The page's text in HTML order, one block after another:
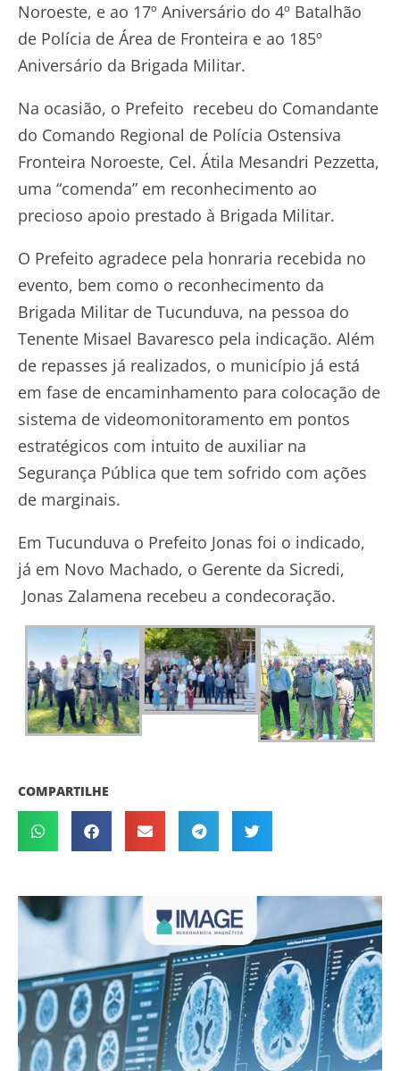
Noroeste, e ao 17º Aniversário do 4º Batalhão
de Polícia de Área de Fronteira e ao 185º
Aniversário da Brigada Militar.
Na ocasião, o Prefeito recebeu do Comandante
do Comando Regional de Polícia Ostensiva
Fronteira Noroeste, Cel. Átila Mesandri Pezzetta,
uma “comenda” em reconhecimento ao
precioso apoio prestado à Brigada Militar.
O Prefeito agradece pela honraria recebida no
evento, bem como o reconhecimento da
Brigada Militar de Tucunduva, na pessoa do
Tenente Misael Bavaresco pela indicação. Além
de repasses já realizados, o município já está
em fase de encaminhamento para colocação de
sistema de videomonitoramento em pontos
estratégicos com intuito de auxiliar na
Segurança Pública que tem sofrido com ações
de marginais.
Em Tucunduva o Prefeito Jonas foi o indicado,
já em Novo Machado, o Gerente da Sicredi,
Jonas Zalamena recebeu a condecoração.
COMPARTILHE